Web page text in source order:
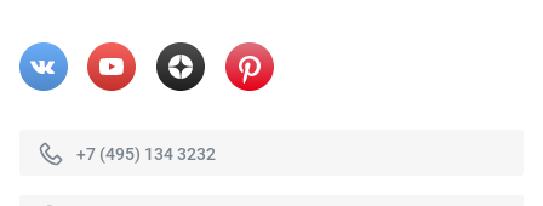
+7 (495) 134 3232